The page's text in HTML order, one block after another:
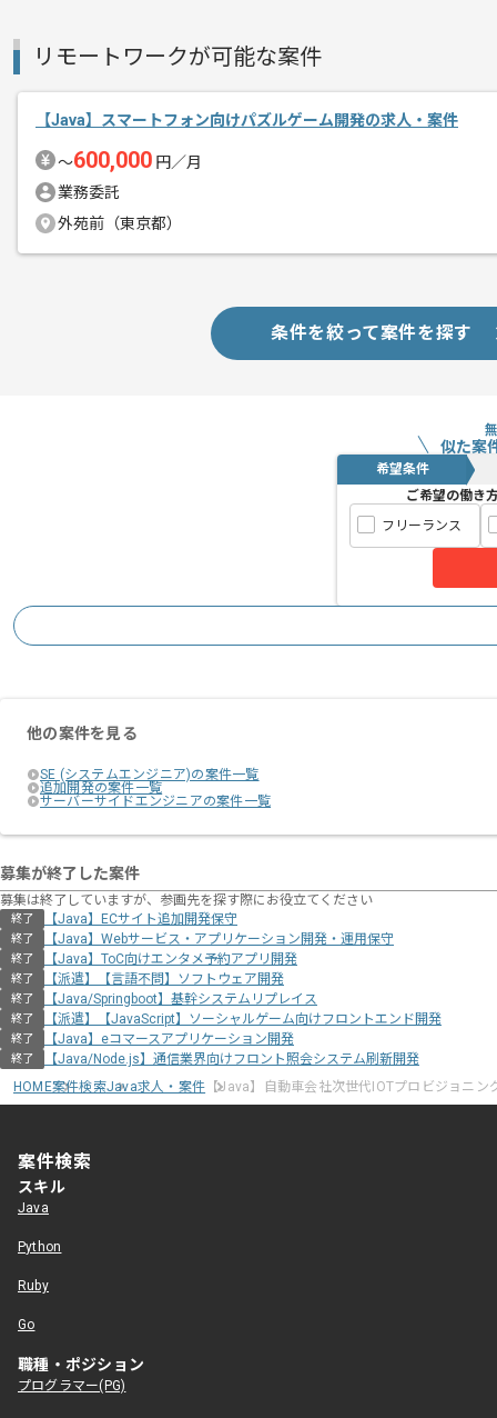
リモート作業を導入しております。
リモートワークが可能な案件
【Java】スマートフォン向けパズルゲーム開発の求人・案件
〜600,000 円／月
業務委託
外苑前（東京都）
条件を絞って案件を探す
似た案
希望条件
ご希望の働き
フリーランス
他の案件を見る
SE (システムエンジニア)の案件一覧
追加開発の案件一覧
サーバーサイドエンジニアの案件一覧
募集が終了した案件
募集は終了していますが、参画先を探す際にお役立てください
終了 【Java】ECサイト追加開発保守
終了 【Java】Webサービス・アプリケーション開発・運用保守
終了 【Java】ToC向けエンタメ予約アプリ開発
終了 【派遣】【言語不問】ソフトウェア開発
終了 【Java/Springboot】基幹システムリプレイス
終了 【派遣】【JavaScript】ソーシャルゲーム向けフロントエンド開発
終了 【Java】eコマースアプリケーション開発
終了
【Java/Node.js】通信業界向けフロント照会システム刷新開発
HOME案件検索Java求人・案件 【Java】自動車会社次世代IOTプロビジョニン
案件検索
スキル
Java
Python
Ruby
Go
職種・ポジション
プログラマー(PG)